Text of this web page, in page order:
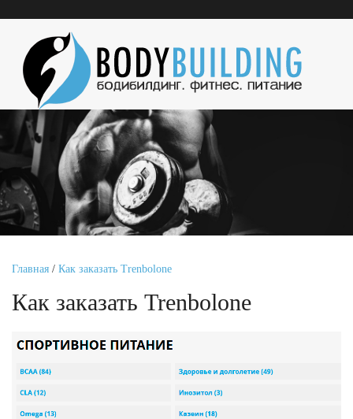
Главная / Как заказать Trenbolone
Как заказать Trenbolone